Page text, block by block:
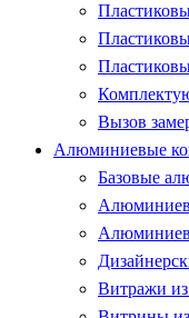
Вызов
Алюминиевые
Базовые
Витражи